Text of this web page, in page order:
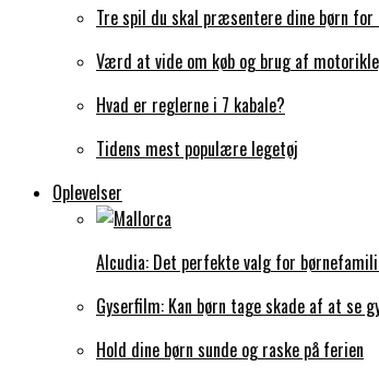
Tre spil du skal præsentere dine børn
Værd at vide om køb og brug af
Hvad er reglerne i 7 kabale?
Tidens mest populære legetøj
Oplevelser
Alcudia: Det perfekte valg for
Gyserfilm: Kan børn tage skade af at se
Hold dine børn sunde og raske på ferien